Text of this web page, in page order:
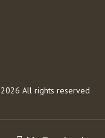
All rights reserved